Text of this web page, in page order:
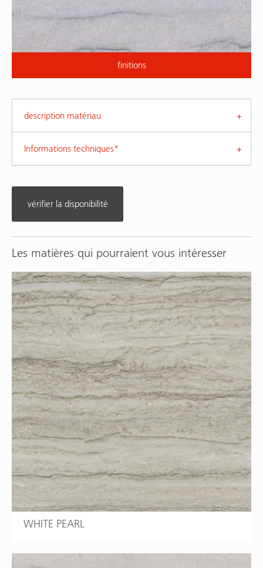
finitions
description matériau
Informations techniques*
vérifier la disponibilité
Les matières qui pourraient vous intéresser
WHITE PEARL